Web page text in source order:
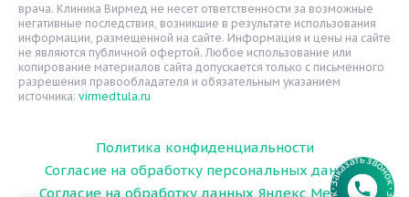
Вакансии
Карта сайта
Контакты
врача. Клиника Вирмед не несет ответственности за возможные
негативные последствия, возникшие в результате использования
информации, размещенной на сайте. Информация и цены на сайте
не являются публичной офертой. Любое использование или
копирование материалов сайта допускается только с письменного
разрешения правообладателя и обязательным указанием
источника: virmedtula.ru
Политика конфиденциальности
Согласие на обработку персональных данных
Согласие на обработку данных Яндекс Метрика